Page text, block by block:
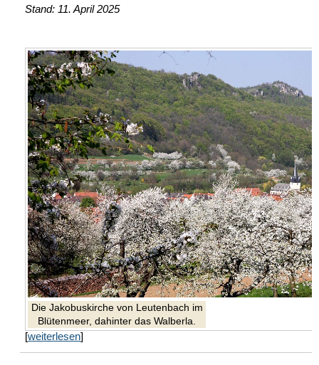
Stand: 11. April 2025
Die Jakobuskirche von Leutenbach im
Blütenmeer, dahinter das Walberla.
[weiterlesen]